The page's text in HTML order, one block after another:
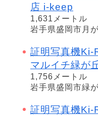
店 i-keep
1,631メートル
岩手県盛岡市月
証明写真機Ki-
マルイチ緑が
1,756メートル
岩手県盛岡市緑
証明写真機Ki-